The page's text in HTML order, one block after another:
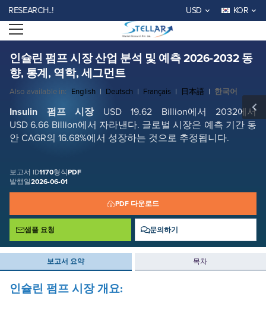
USD KOR
Open menu
인슐린 펌프 시장 산업 분석 및 예측 2026-2032 동
향, 통계, 역학, 세그먼트
Also available in: English | Deutsch | Français | 日本語 | 한국어
Insulin 펌프 시장 USD 19.62 Billion에서 2032에서
USD 6.66 Billion에서 자라낸다. 글로벌 시장은 예측 기간 동
안 CAGR의 16.68%에서 성장하는 것으로 추정됩니다.
보고서 ID1170형식PDF
발행일2026-06-01
PDF 다운로드
샘플 요청 문의하기
보고서 요약 목차
인슐린 펌프 시장 산업 분석 및 예측 2026-2032 동향, 통계, 역학, 세그먼트
인슐린 펌프 시장 개요: